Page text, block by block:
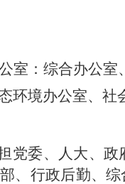
室：综合办公室
环境办公室、社
党委、人大、
、行政后勤、